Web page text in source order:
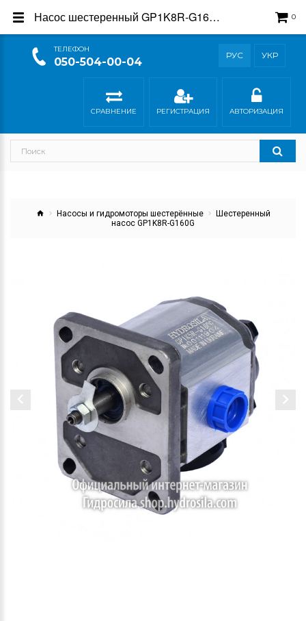
ТEЛЕФОН
050-504-00-04
РУС УКР
0
СРАВНЕНИЕ РЕГИСТРАЦИЯ АВТОРИЗАЦИЯ
Насосы и гидромоторы шестерённые
Шестеренный
насос GP1K8R-G160G
Насос шестеренный GP1K8R-G160G - купить в магазине Гидросила